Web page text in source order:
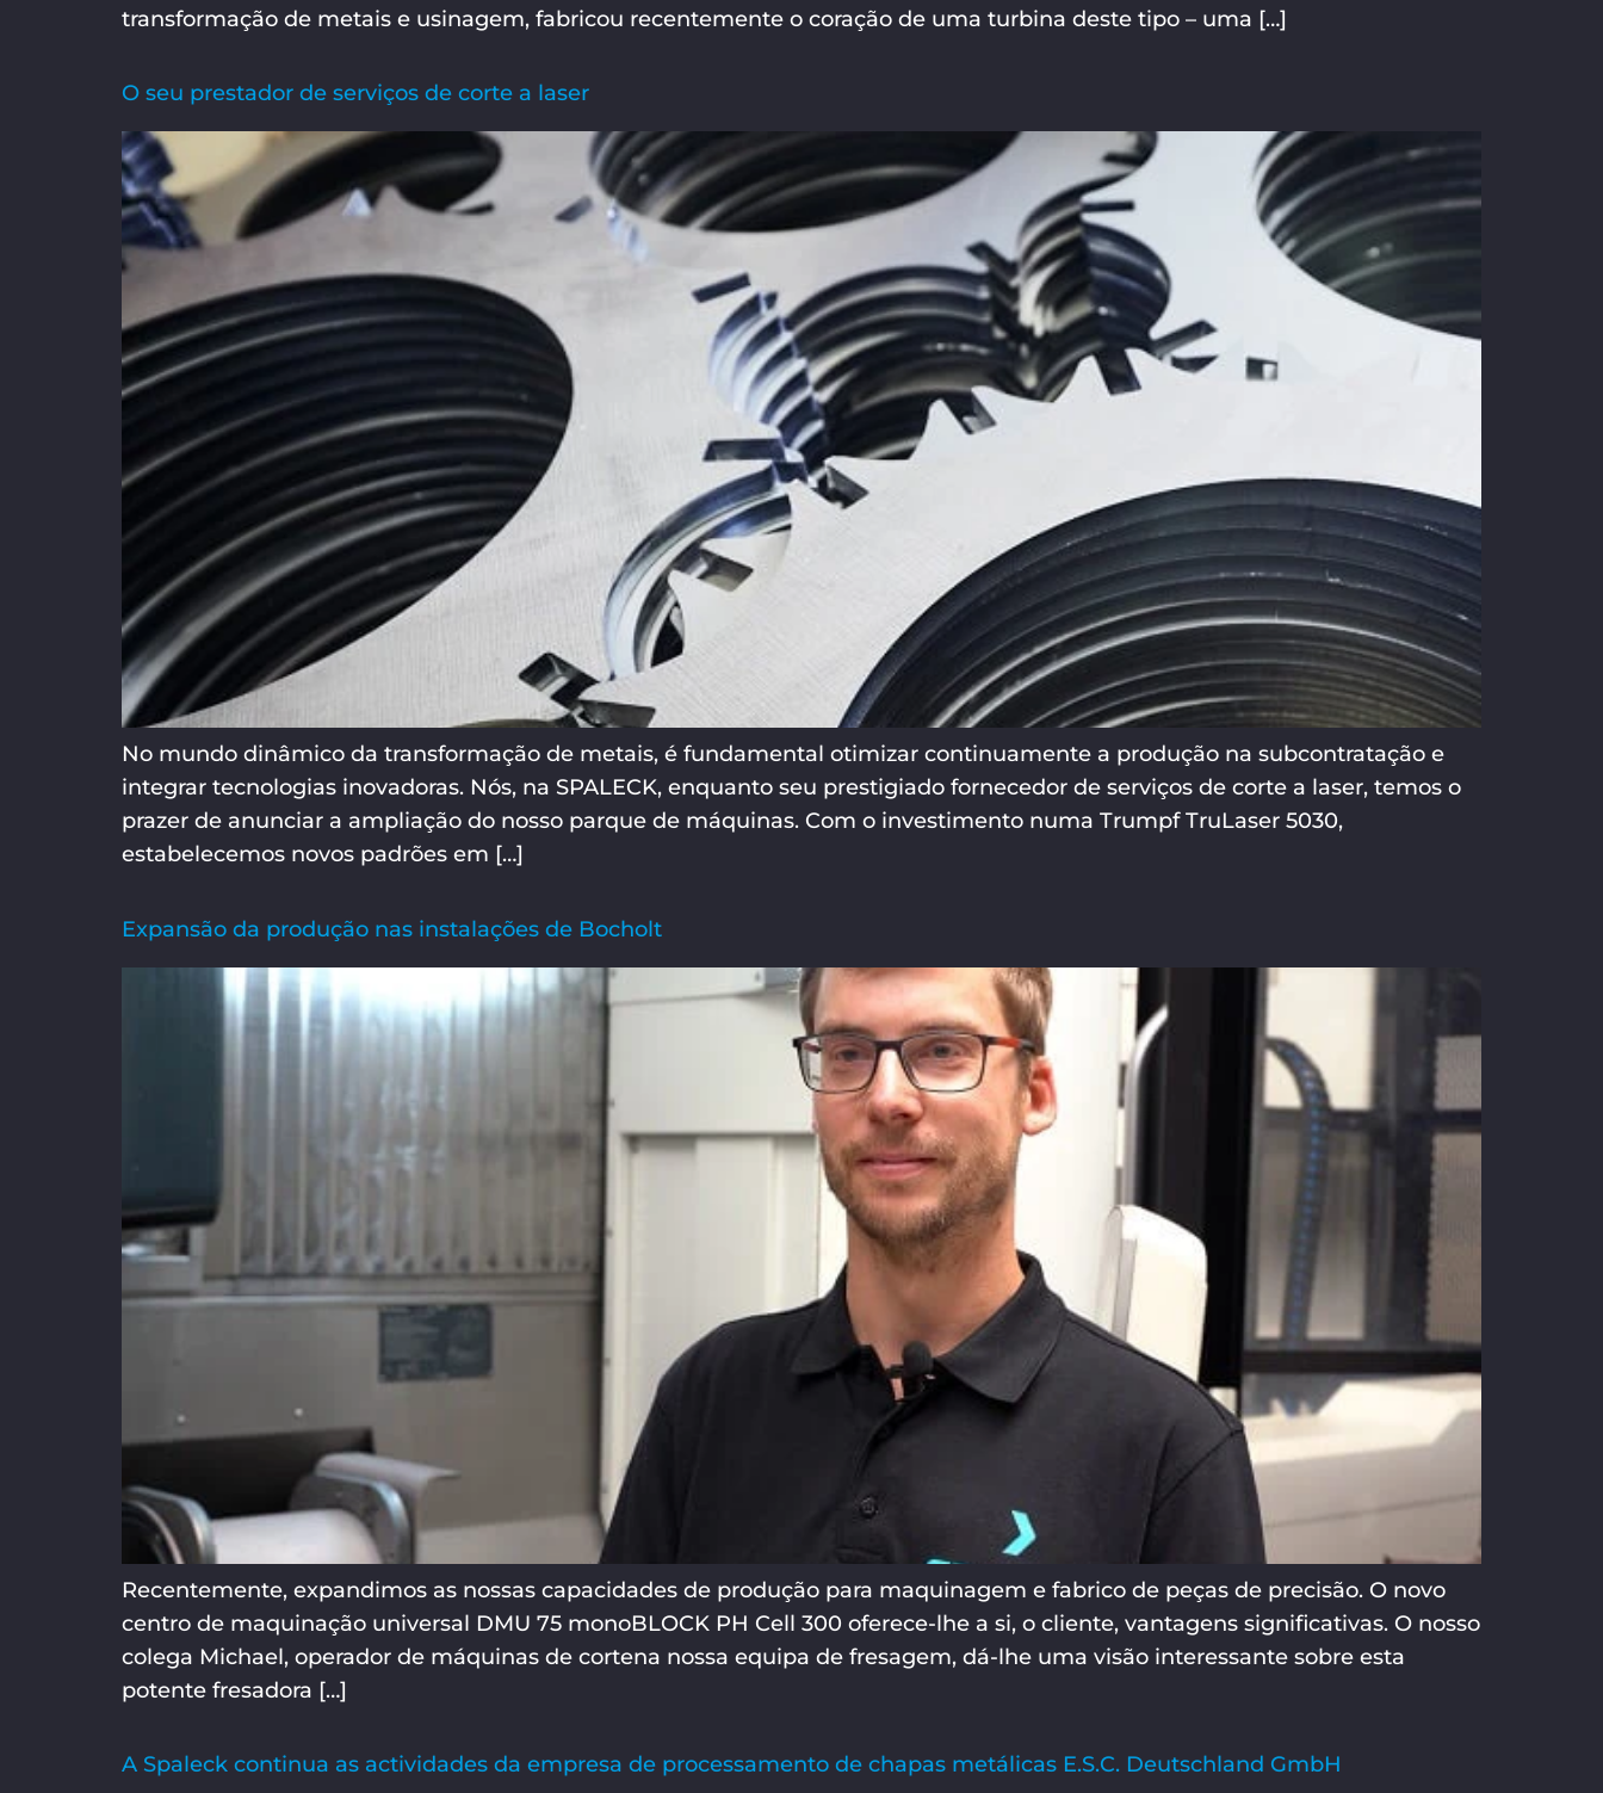
transformação de metais e usinagem, fabricou recentemente o coração de uma turbina deste tipo – uma […]
O seu prestador de serviços de corte a laser
No mundo dinâmico da transformação de metais, é fundamental otimizar continuamente a produção na subcontratação e
integrar tecnologias inovadoras. Nós, na SPALECK, enquanto seu prestigiado fornecedor de serviços de corte a laser, temos o
prazer de anunciar a ampliação do nosso parque de máquinas. Com o investimento numa Trumpf TruLaser 5030,
estabelecemos novos padrões em […]
Expansão da produção nas instalações de Bocholt
Recentemente, expandimos as nossas capacidades de produção para maquinagem e fabrico de peças de precisão. O novo
centro de maquinação universal DMU 75 monoBLOCK PH Cell 300 oferece-lhe a si, o cliente, vantagens significativas. O nosso
colega Michael, operador de máquinas de cortena nossa equipa de fresagem, dá-lhe uma visão interessante sobre esta
potente fresadora […]
A Spaleck continua as actividades da empresa de processamento de chapas metálicas E.S.C. Deutschland GmbH